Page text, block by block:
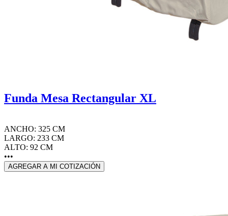
Funda Mesa Rectangular XL
ANCHO: 325 CM
LARGO: 233 CM
ALTO: 92 CM
•••
AGREGAR A MI COTIZACIÓN